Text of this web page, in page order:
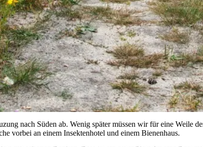
nach Süden ab. Wenig später müssen wir für eine Weile
vorbei an einem Insektenhotel und einem Bienenhaus.